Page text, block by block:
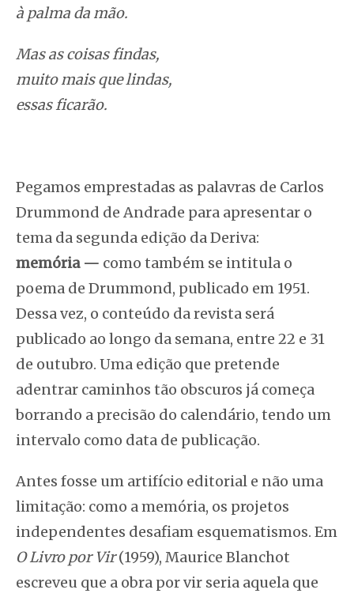
à palma da mão.
Mas as coisas findas,
muito mais que lindas,
essas ficarão.
Pegamos emprestadas as palavras de Carlos
Drummond de Andrade para apresentar o
tema da segunda edição daDeriva:
memória — como também se intitula o
poema de Drummond, publicado em 1951.
Dessa vez, o conteúdo da revista será
publicado ao longo da semana, entre 22 e 31
de outubro. Uma edição que pretende
adentrar caminhos tão obscuros já começa
borrando a precisão do calendário, tendo um
intervalo como data de publicação.
Antes fosse um artifício editorial e não uma
limitação: como a memória, os projetos
independentes desafiam esquematismos. Em
O Livro por Vir(1959), Maurice Blanchot
escreveu que a obra por vir seria aquela que